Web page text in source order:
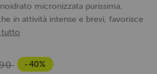
micronizzata purissima,
in attività intense e brevi, favorisce
tutto
-40%